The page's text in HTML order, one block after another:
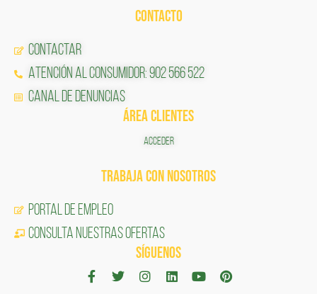
CONTACTO
Contactar
Atención al Consumidor: 902 566 522
Canal de Denuncias
ÁREA CLIENTES
ACCEDER
TRABAJA CON NOSOTROS
Portal de Empleo
CONSULTA NUESTRAS OFERTAS
SÍGUENOS